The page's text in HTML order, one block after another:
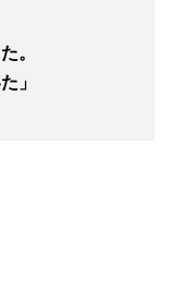
。
」